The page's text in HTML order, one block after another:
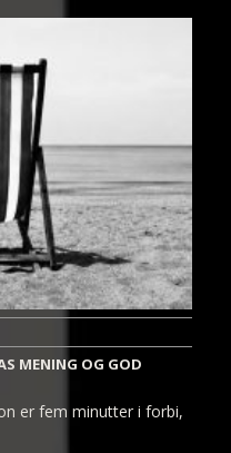
MENING OG GOD
er fem minutter i forbi,